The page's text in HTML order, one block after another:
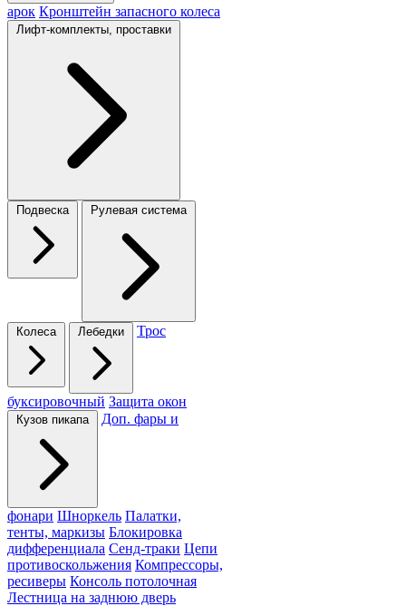
арок Кронштейн запасного колеса
Лифт-комплекты, проставки
Подвеска Рулевая система
Колеса Лебедки Трос
буксировочный Защита окон
Кузов пикапа Доп. фары и
фонари Шноркель Палатки,
тенты, маркизы Блокировка
дифференциала Сенд-траки Цепи
противоскольжения Компрессоры,
ресиверы Консоль потолочная
Лестница на заднюю дверь